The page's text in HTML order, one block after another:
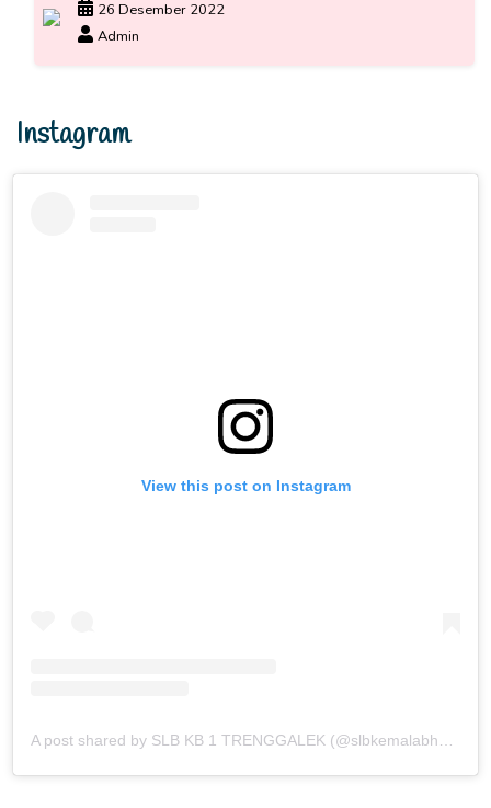
26 Desember 2022
Admin
Instagram
View this post on Instagram
A post shared by SLB KB 1 TRENGGALEK (@slbkemalabhayangkaritrenggalek)